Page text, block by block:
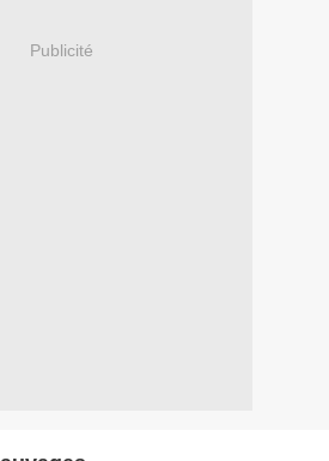
Publicité